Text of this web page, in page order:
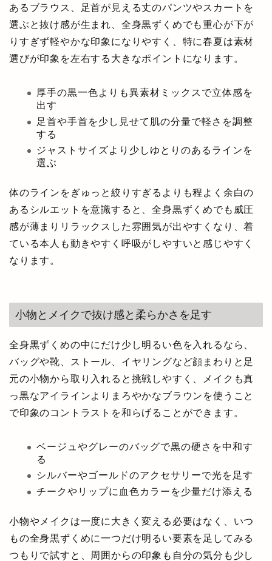
あるブラウス、足首が見える丈のパンツやスカートを
選ぶと抜け感が生まれ、全身黒ずくめでも重心が下が
りすぎず軽やかな印象になりやすく、特に春夏は素材
選びが印象を左右する大きなポイントになります。
厚手の黒一色よりも異素材ミックスで立体感を
出す
足首や手首を少し見せて肌の分量で軽さを調整
する
ジャストサイズより少しゆとりのあるラインを
選ぶ
体のラインをぎゅっと絞りすぎるよりも程よく余白の
あるシルエットを意識すると、全身黒ずくめでも威圧
感が薄まりリラックスした雰囲気が出やすくなり、着
ている本人も動きやすく呼吸がしやすいと感じやすく
なります。
小物とメイクで抜け感と柔らかさを足す
全身黒ずくめの中にだけ少し明るい色を入れるなら、
バッグや靴、ストール、イヤリングなど顔まわりと足
元の小物から取り入れると挑戦しやすく、メイクも真
っ黒なアイラインよりまろやかなブラウンを使うこと
で印象のコントラストを和らげることができます。
ベージュやグレーのバッグで黒の硬さを中和す
る
シルバーやゴールドのアクセサリーで光を足す
チークやリップに血色カラーを少量だけ添える
小物やメイクは一度に大きく変える必要はなく、いつ
もの全身黒ずくめに一つだけ明るい要素を足してみる
つもりで試すと、周囲からの印象も自分の気分も少し